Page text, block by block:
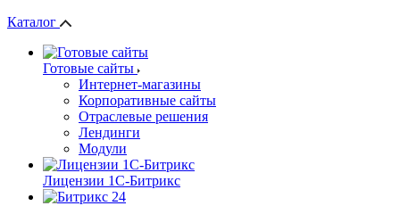
Каталог
Готовые сайты
Интернет-магазины
Корпоративные сайты
Отраслевые решения
Лендинги
Модули
Лицензии 1С-Битрикс